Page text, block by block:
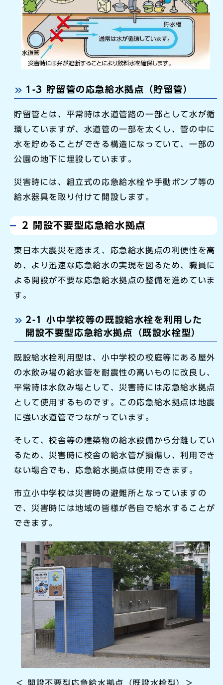
1-3 貯留管の応急給水拠点（貯留管）
貯留管とは、平常時は水道管路の一部として水が循
環していますが、水道管の一部を太くし、管の中に
水を貯めることができる構造になっていて、一部の
公園の地下に埋設しています。
災害時には、組立式の応急給水栓や手動ポンプ等の
給水器具を取り付けて開設します。
2 開設不要型応急給水拠点
東日本大震災を踏まえ、応急給水拠点の利便性を高
め、より迅速な応急給水の実現を図るため、職員に
よる開設が不要な応急給水拠点の整備を進めていま
す。
2-1 小中学校等の既設給水栓を利用した
開設不要型応急給水拠点（既設水栓型）
既設給水栓利用型は、小中学校の校庭等にある屋外
の水飲み場の給水管を耐震性の高いものに改良し、
平常時は水飲み場として、災害時には応急給水拠点
として使用するものです。この応急給水拠点は地震
に強い水道管でつながっています。
そして、校舎等の建築物の給水設備から分離してい
るため、災害時に校舎の給水管が損傷し、利用でき
ない場合でも、応急給水拠点は使用できます。
市立小中学校は災害時の避難所となっていますの
で、災害時には地域の皆様が各自で給水することが
できます。
＜ 開設不要型応急給水拠点（既設水栓型）＞